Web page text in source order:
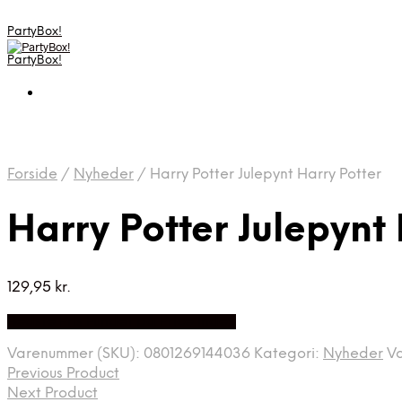
PartyBox!
PartyBox!
Forside / Nyheder / Harry Potter Julepynt Harry Potter
Harry Potter Julepynt
129,95 kr.
Varenummer (SKU): 0801269144036 Kategori: Nyheder
Previous Product
Next Product